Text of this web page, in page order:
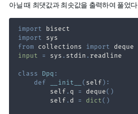
아닐 때 최댓값과 최솟값을 출력하여 풀었다
import
import
from collections import
input
= sys . stdin .
class Dpq :
def
__init__ ( self ) :
        self
. q = deque( )
        self
.d = dict( )